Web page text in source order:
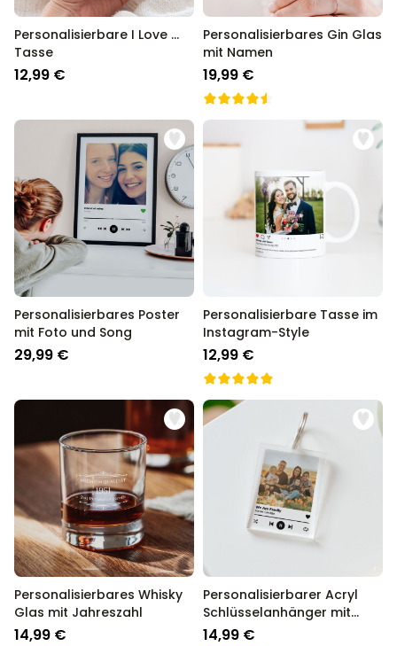
Personalisierbare I Love ...
Tasse
12,99 €
Personalisierbares Gin Glas
mit Namen
19,99 €
Personalisierbares Poster
mit Foto und Song
29,99 €
Personalisierbare Tasse im
Instagram-Style
12,99 €
Personalisierbares Whisky
Glas mit Jahreszahl
14,99 €
Personalisierbarer Acryl
Schlüsselanhänger mit
Foto und Song
14,99 €